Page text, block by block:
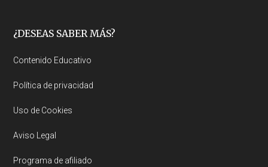
Footer
¿DESEAS SABER MÁS?
Contenido Educativo
Política de privacidad
Uso de Cookies
Aviso Legal
Programa de afiliado